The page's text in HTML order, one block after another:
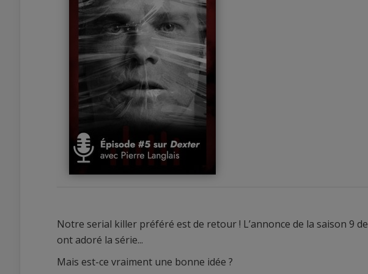
1
Notre serial killer préféré est de retour ! L’annonce de la saison 9 de
ont adoré la série...
Mais est-ce vraiment une bonne idée ?